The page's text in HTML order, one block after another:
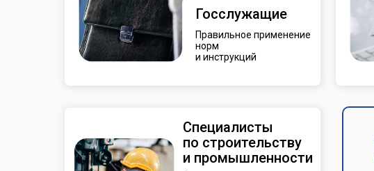
Госслужащие
Правильное применение
норм
и инструкций
Специалисты
по строительству
и промышленности